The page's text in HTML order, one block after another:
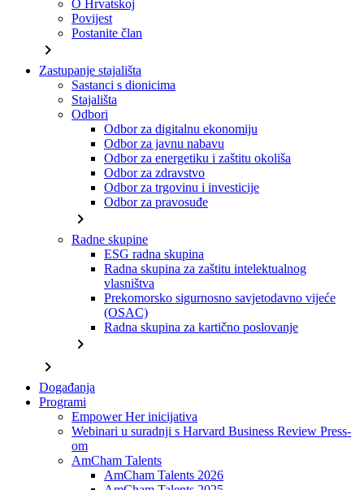
O Hrvatskoj
Povijest
Postanite član
chevron_right
Zastupanje stajališta
Sastanci s dionicima
Stajališta
Odbori
Odbor za digitalnu ekonomiju
Odbor za javnu nabavu
Odbor za energetiku i zaštitu okoliša
Odbor za zdravstvo
Odbor za trgovinu i investicije
Odbor za pravosuđe
chevron_right
Radne skupine
ESG radna skupina
Radna skupina za zaštitu intelektualnog
vlasništva
Prekomorsko sigurnosno savjetodavno vijeće
(OSAC)
Radna skupina za kartično poslovanje
chevron_right
chevron_right
Događanja
Programi
Empower Her inicijativa
Webinari u suradnji s Harvard Business Review Press-
om
AmCham Talents
AmCham Talents 2026